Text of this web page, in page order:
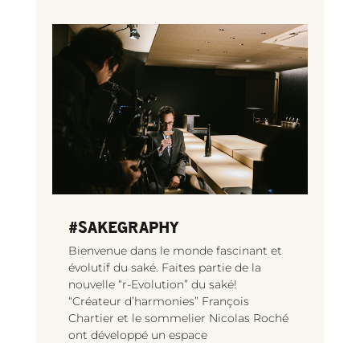
#SAKEGRAPHY
Bienvenue dans le monde fascinant et
évolutif du saké. Faites partie de la
nouvelle “r-Evolution” du saké!
“Créateur d’harmonies” François
Chartier et le sommelier Nicolas Roché
ont développé un espace